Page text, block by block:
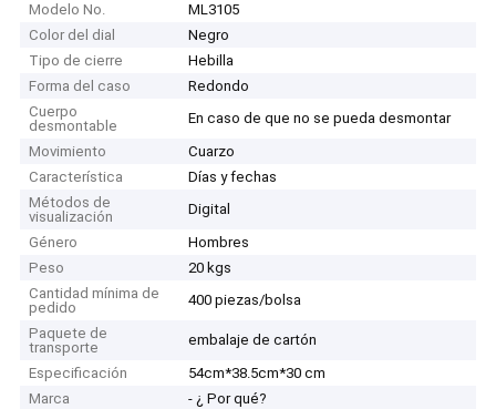
Modelo No.
ML3105
Color del dial
Negro
Tipo de cierre
Hebilla
Forma del caso
Redondo
Cuerpo
desmontable
En caso de que no se pueda desmontar
Movimiento
Cuarzo
Característica
Días y fechas
Métodos de
visualización
Digital
Género
Hombres
Peso
20 kgs
Cantidad mínima de
pedido
400 piezas/bolsa
Paquete de
transporte
embalaje de cartón
Especificación
54cm*38.5cm*30 cm
Marca
- ¿ Por qué?